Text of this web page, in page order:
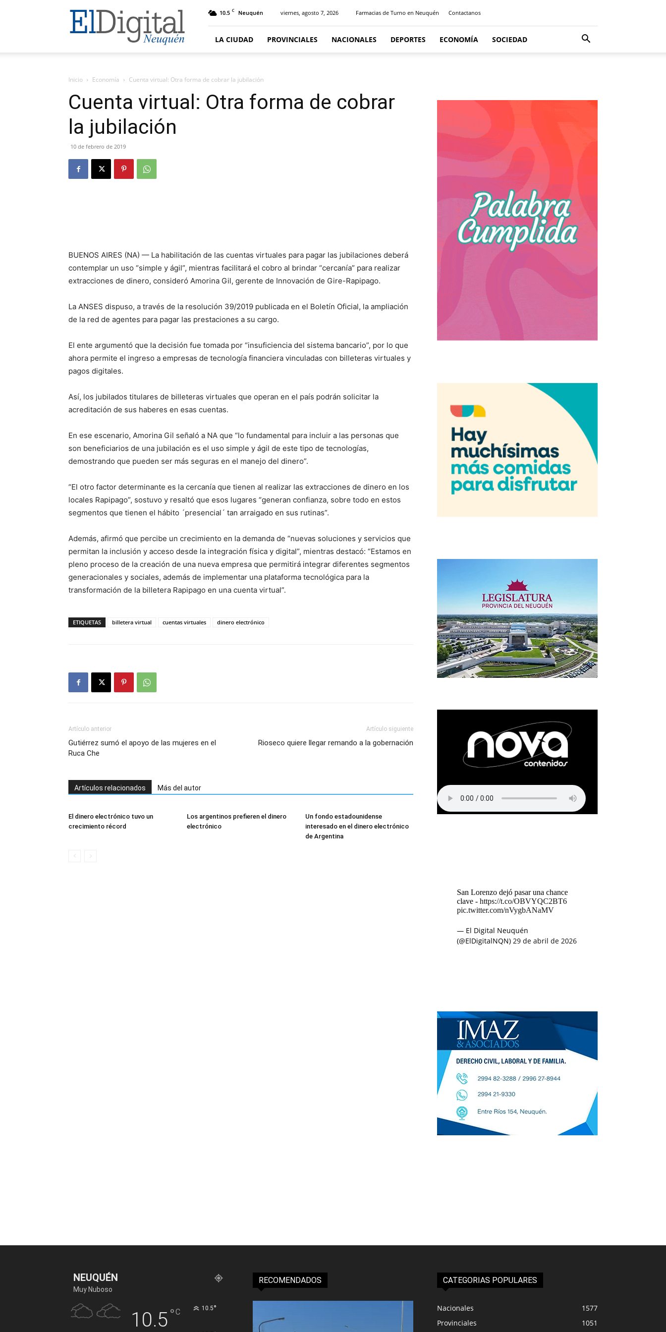
El
Digital
Neuquen
10.5 C Neuquén viernes, agosto 7, 2026 Farmacias de Turno en Neuquén Contactanos
LA CIUDAD PROVINCIALES NACIONALES DEPORTES ECONOMÍA SOCIEDAD
Inicio Economía Cuenta virtual: Otra forma de cobrar la jubilación
Cuenta virtual: Otra forma de cobrar
la jubilación
10 de febrero de 2019
BUENOS AIRES (NA) — La habilitación de las cuentas virtuales para pagar las jubilaciones deberá
contemplar un uso “simple y ágil”, mientras facilitará el cobro al brindar “cercanía” para realizar
extracciones de dinero, consideró Amorina Gil, gerente de Innovación de Gire-Rapipago.
La ANSES dispuso, a través de la resolución 39/2019 publicada en el Boletín Oficial, la ampliación
de la red de agentes para pagar las prestaciones a su cargo.
El ente argumentó que la decisión fue tomada por “insuficiencia del sistema bancario”, por lo que
ahora permite el ingreso a empresas de tecnología financiera vinculadas con billeteras virtuales y
pagos digitales.
Así, los jubilados titulares de billeteras virtuales que operan en el país podrán solicitar la
acreditación de sus haberes en esas cuentas.
En ese escenario, Amorina Gil señaló a NA que “lo fundamental para incluir a las personas que
son beneficiarios de una jubilación es el uso simple y ágil de este tipo de tecnologías,
demostrando que pueden ser más seguras en el manejo del dinero”.
“El otro factor determinante es la cercanía que tienen al realizar las extracciones de dinero en los
locales Rapipago”, sostuvo y resaltó que esos lugares “generan confianza, sobre todo en estos
segmentos que tienen el hábito ´presencial´ tan arraigado en sus rutinas”.
Además, afirmó que percibe un crecimiento en la demanda de “nuevas soluciones y servicios que
permitan la inclusión y acceso desde la integración física y digital”, mientras destacó: “Estamos en
pleno proceso de la creación de una nueva empresa que permitirá integrar diferentes segmentos
generacionales y sociales, además de implementar una plataforma tecnológica para la
transformación de la billetera Rapipago en una cuenta virtual”.
ETIQUETAS billetera virtual cuentas virtuales dinero electrónico
Artículo anterior
Gutiérrez sumó el apoyo de las mujeres en el
Ruca Che
Artículo siguiente
Rioseco quiere llegar remando a la gobernación
Artículos relacionados Más del autor
El dinero electrónico tuvo un
crecimiento récord
Los argentinos prefieren el dinero
electrónico
Un fondo estadounidense
interesado en el dinero electrónico
de Argentina
San Lorenzo dejó pasar una chance
clave - https://t.co/OBVYQC2BT6
pic.twitter.com/nVygbANaMV
— El Digital Neuquén
(@ElDigitalNQN) 29 de abril de 2026
NEUQUÉN
Muy Nuboso
10.5°C 10.5°
RECOMENDADOS CATEGORIAS POPULARES
Nacionales
1577
Provinciales
1051